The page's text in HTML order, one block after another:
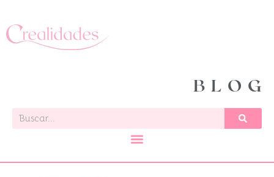
al
contenido
BLOG
Buscar